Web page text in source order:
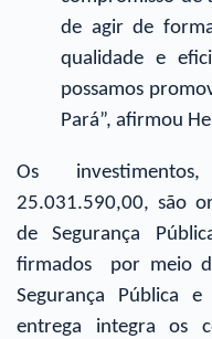
de agir de
qualidade e
possamos
Pará”, afirmou
Os
25.031.590,00, são
de Segurança
firmados por meio
Segurança Pública
entrega integra os